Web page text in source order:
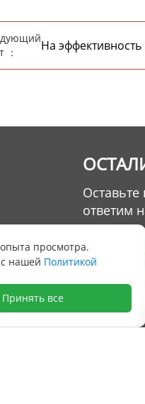
：
На
ответим
просмотра.
с нашей Политикой
Принять все